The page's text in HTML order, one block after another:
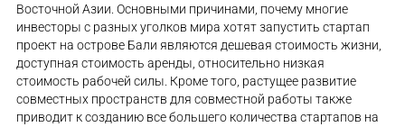
Восточной Азии. Основными причинами, почему многие
инвесторы с разных уголков мира хотят запустить стартап
проект на острове Бали являются дешевая стоимость жизни,
доступная стоимость аренды, относительно низкая
стоимость рабочей силы. Кроме того, растущее развитие
совместных пространств для совместной работы также
приводит к созданию все большего количества стартапов на